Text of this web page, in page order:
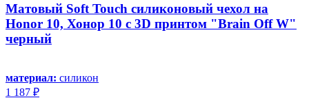
Матовый Soft Touch силиконовый чехол на
Honor 10, Хонор 10 с 3D принтом "Brain Off W"
черный
материал: силикон
1 187 ₽